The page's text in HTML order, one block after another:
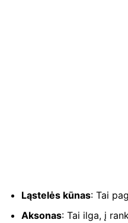
Ląstelės kūnas: Tai
Aksonas: Tai ilga, į